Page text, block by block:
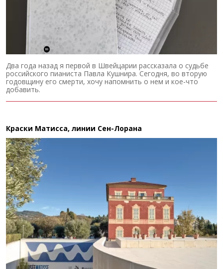
Два года назад я первой в Швейцарии рассказала о судьбе
российского пианиста Павла Кушнира. Сегодня, во вторую
годовщину его смерти, хочу напомнить о нем и кое-что
добавить.
Краски Матисса, линии Сен-Лорана